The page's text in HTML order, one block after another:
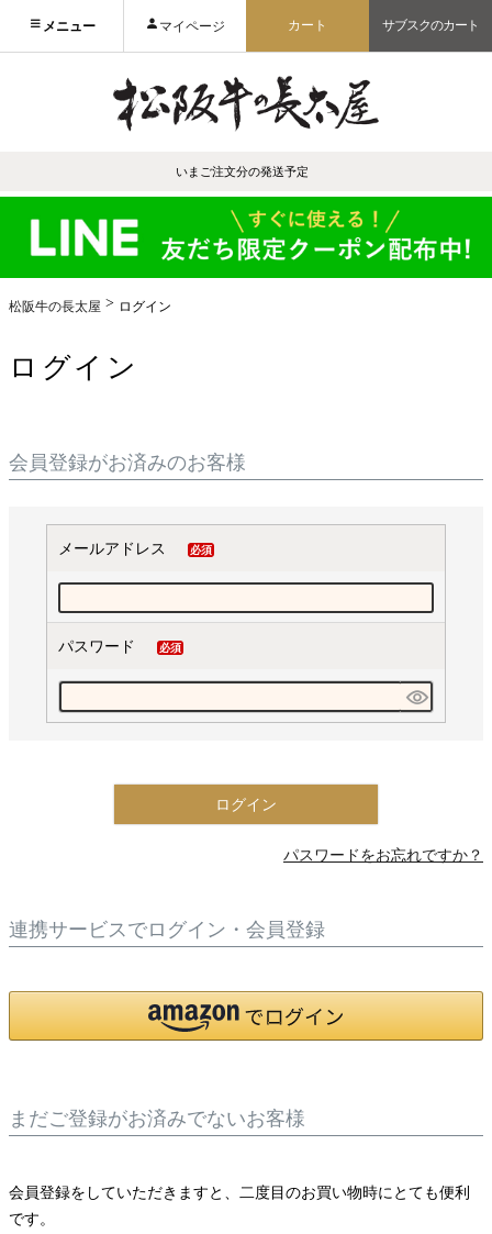
メニュー マイページ カート サブスクのカート
いまご注文分の発送予定
松阪牛の長太屋 ログイン
ログイン
会員登録がお済みのお客様
メールアドレス
パスワード
ログイン
パスワードをお忘れですか？
連携サービスでログイン・会員登録
まだご登録がお済みでないお客様
会員登録をしていただきますと、二度目のお買い物時にとても便利
です。